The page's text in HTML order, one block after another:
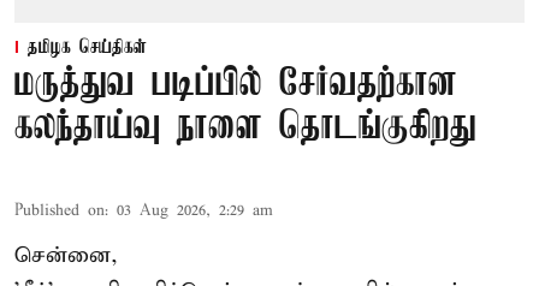
தமிழக செய்திகள்
மருத்துவ படிப்பில் சேர்வதற்கான
கலந்தாய்வு நாளை தொடங்குகிறது
Published on: 03 Aug 2026, 2:29 am
சென்னை,